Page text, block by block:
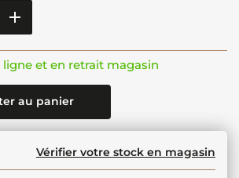
et en retrait magasin
au panier
Vérifier votre stock en magasin